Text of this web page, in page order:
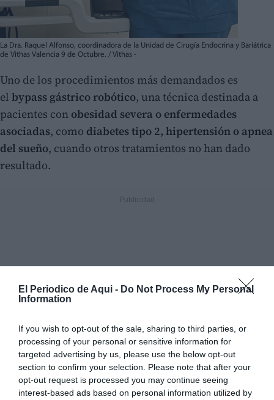
El Periodico de Aqui - Do Not Process My Personal
Information
If you wish to opt-out of the sale, sharing to third parties, or
processing of your personal or sensitive information for
targeted advertising by us, please use the below opt-out
section to confirm your selection. Please note that after your
opt-out request is processed you may continue seeing
interest-based ads based on personal information utilized by
La Dra. Raquel Alfonso, coordinadora de la Unidad de Cirugía Endocrina y Bariátrica
de Vithas Valencia 9 de Octubre. / Vithas -
Uno de los procedimientos más demandados es
el bypass gástrico robótico, una técnica destinada a
pacientes con obesidad severa o enfermedades
asociadas, como diabetes tipo 2, hipertensión o apnea
del sueño, cuando otros tratamientos no han dado
resultado.